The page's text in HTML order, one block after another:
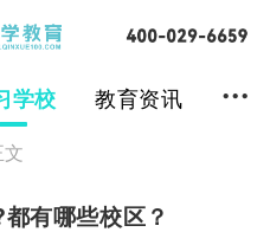
学校 教育资讯 ...
文
有哪些校区？